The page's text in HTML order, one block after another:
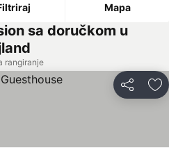
Mapa
sa doručkom u
rangiranje
Deli